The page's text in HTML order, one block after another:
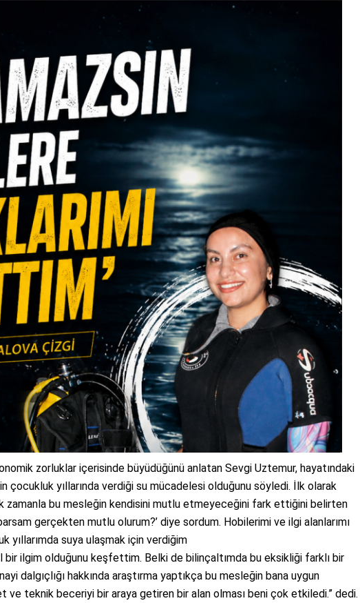
zorluklar içerisinde büyüdüğünü anlatan Sevgi Uztemur, hayatındaki
çocukluk yıllarında verdiği su mücadelesi olduğunu söyledi. İlk olarak
zamanla bu mesleğin kendisini mutlu etmeyeceğini fark ettiğini belirten
gerçekten mutlu olurum?’ diye sordum. Hobilerimi ve ilgi alanlarımı
yıllarımda suya ulaşmak için verdiğim
bir ilgim olduğunu keşfettim. Belki de bilinçaltımda bu eksikliği farklı bir
dalgıçlığı hakkında araştırma yaptıkça bu mesleğin bana uygun
ve teknik beceriyi bir araya getiren bir alan olması beni çok etkiledi.” dedi.